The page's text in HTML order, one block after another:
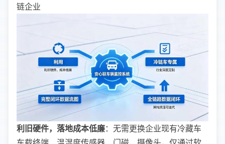
链企业
利旧硬件，落地成本低廉：无需更换企业现有冷藏车